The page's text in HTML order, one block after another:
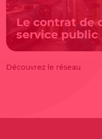
Le contrat de
service public
Découvrez le réseau